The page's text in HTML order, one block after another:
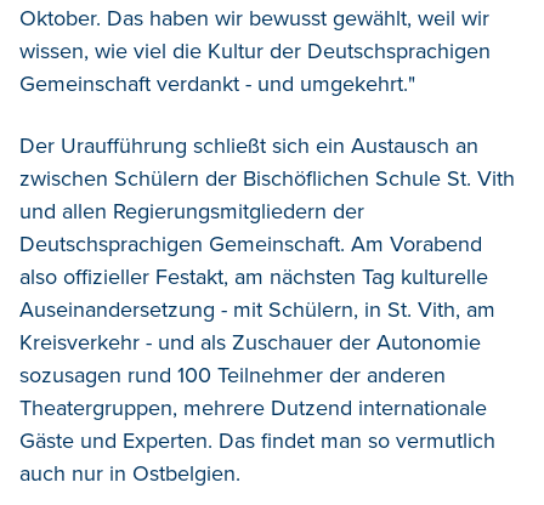
Oktober. Das haben wir bewusst gewählt, weil wir
wissen, wie viel die Kultur der Deutschsprachigen
Gemeinschaft verdankt - und umgekehrt."
Der Uraufführung schließt sich ein Austausch an
zwischen Schülern der Bischöflichen Schule St. Vith
und allen Regierungsmitgliedern der
Deutschsprachigen Gemeinschaft. Am Vorabend
also offizieller Festakt, am nächsten Tag kulturelle
Auseinandersetzung - mit Schülern, in St. Vith, am
Kreisverkehr - und als Zuschauer der Autonomie
sozusagen rund 100 Teilnehmer der anderen
Theatergruppen, mehrere Dutzend internationale
Gäste und Experten. Das findet man so vermutlich
auch nur in Ostbelgien.